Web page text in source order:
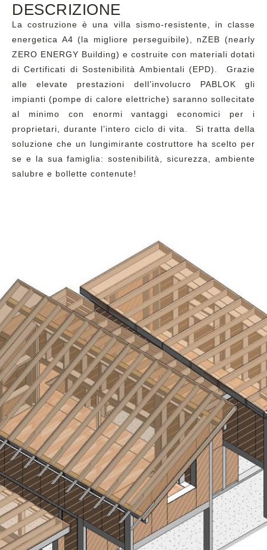
DESCRIZIONE
La costruzione è una villa sismo-resistente, in classe
energetica A4 (la migliore perseguibile), nZEB (nearly
ZERO ENERGY Building) e costruite con materiali dotati
di Certificati di Sostenibilità Ambientali (EPD). Grazie
alle elevate prestazioni dell’involucro PABLOK gli
impianti (pompe di calore elettriche) saranno sollecitate
al minimo con enormi vantaggi economici per i
proprietari, durante l’intero ciclo di vita. Si tratta della
soluzione che un lungimirante costruttore ha scelto per
se e la sua famiglia: sostenibilità, sicurezza, ambiente
salubre e bollette contenute!